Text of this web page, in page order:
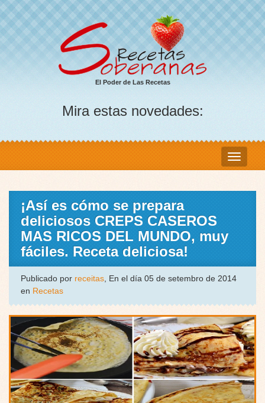
El Poder de Las Recetas
Mira estas novedades:
¡Así es cómo se prepara
deliciosos CREPS CASEROS
MAS RICOS DEL MUNDO, muy
fáciles. Receta deliciosa!
Publicado por receitas, En el día 05 de setembro de 2014
en Recetas